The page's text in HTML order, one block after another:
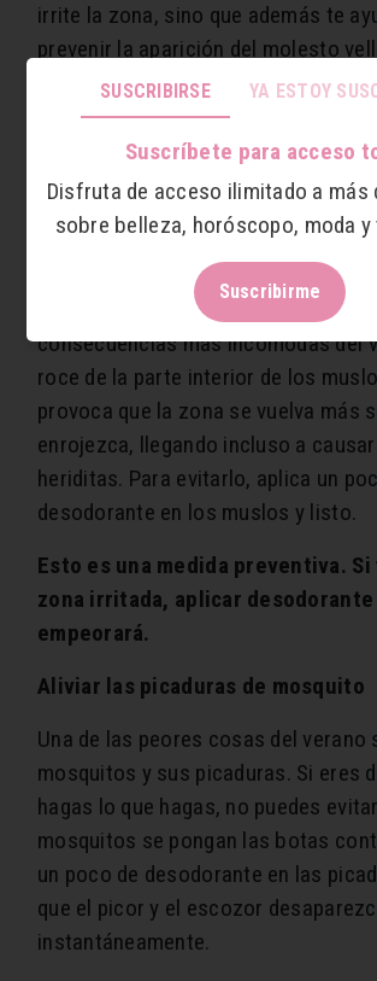
irrite la zona, sino que además te
prevenir la aparición del molesto
Prevenir las rozaduras de los
A medida que las temperaturas van
uso de faldas y shorts se hace
necesario. Sin embargo, esta
calor y piernas al aire trae consigo
consecuencias más incómodas del
roce de la parte interior de los
provoca que la zona se vuelva más
enrojezca, llegando incluso a
heriditas. Para evitarlo, aplica un
desodorante en los muslos y listo.
Esto es una medida preventiva.
zona irritada, aplicar
empeorará.
Aliviar las picaduras de mosquito
Una de las peores cosas del verano
mosquitos y sus picaduras. Si eres
hagas lo que hagas, no puedes
mosquitos se pongan las botas
un poco de desodorante en las
que el picor y el escozor
instantáneamente.
SUSCRIBIRSE YA ESTOY
Suscríbete para acceso
Disfruta de acceso ilimitado a más
sobre belleza, horóscopo, moda
Suscribirme